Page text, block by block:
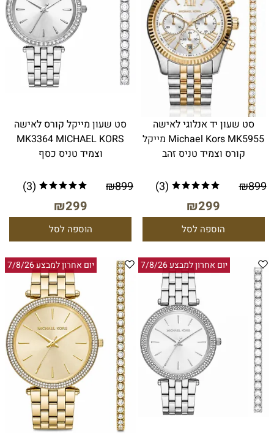
סט שעון יד אנלוגי לאישה
Michael Kors MK5955 מייקל
קורס וצמיד טניס זהב
₪899
₪299
(3)
הוספה לסל
סט שעון מייקל קורס לאישה
MK3364 MICHAEL KORS
וצמיד טניס כסף
₪899
₪299
(3)
הוספה לסל
יום אחרון למבצע 7/8/26 יום אחרון למבצע 7/8/26